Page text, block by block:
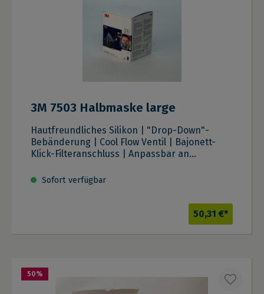
3M 7503 Halbmaske large
Hautfreundliches Silikon | "Drop-Down"-
Bebänderung | Cool Flow Ventil | Bajonett-
Klick-Filteranschluss | Anpassbar an
Sofort verfügbar
50,31 €*
50%